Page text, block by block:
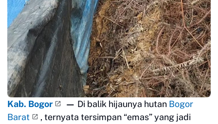
Kab. Bogor — Di balik hijaunya hutan Bogor
Barat
, ternyata tersimpan “emas” yang jadi